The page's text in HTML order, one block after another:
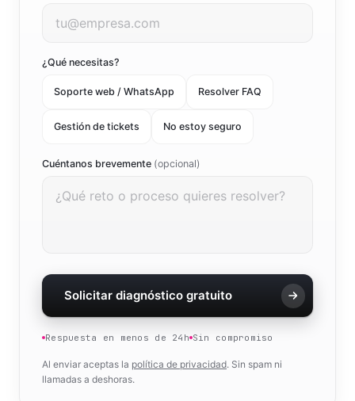
¿Qué necesitas?
Soporte web / WhatsApp Resolver FAQ
Gestión de tickets No estoy seguro
Cuéntanos brevemente (opcional)
Solicitar diagnóstico gratuito
Respuesta en menos de 24h Sin compromiso
Al enviar aceptas la política de privacidad. Sin spam ni
llamadas a deshoras.